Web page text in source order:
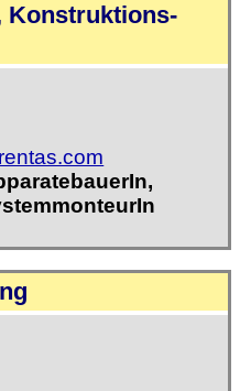
Konstruktions-